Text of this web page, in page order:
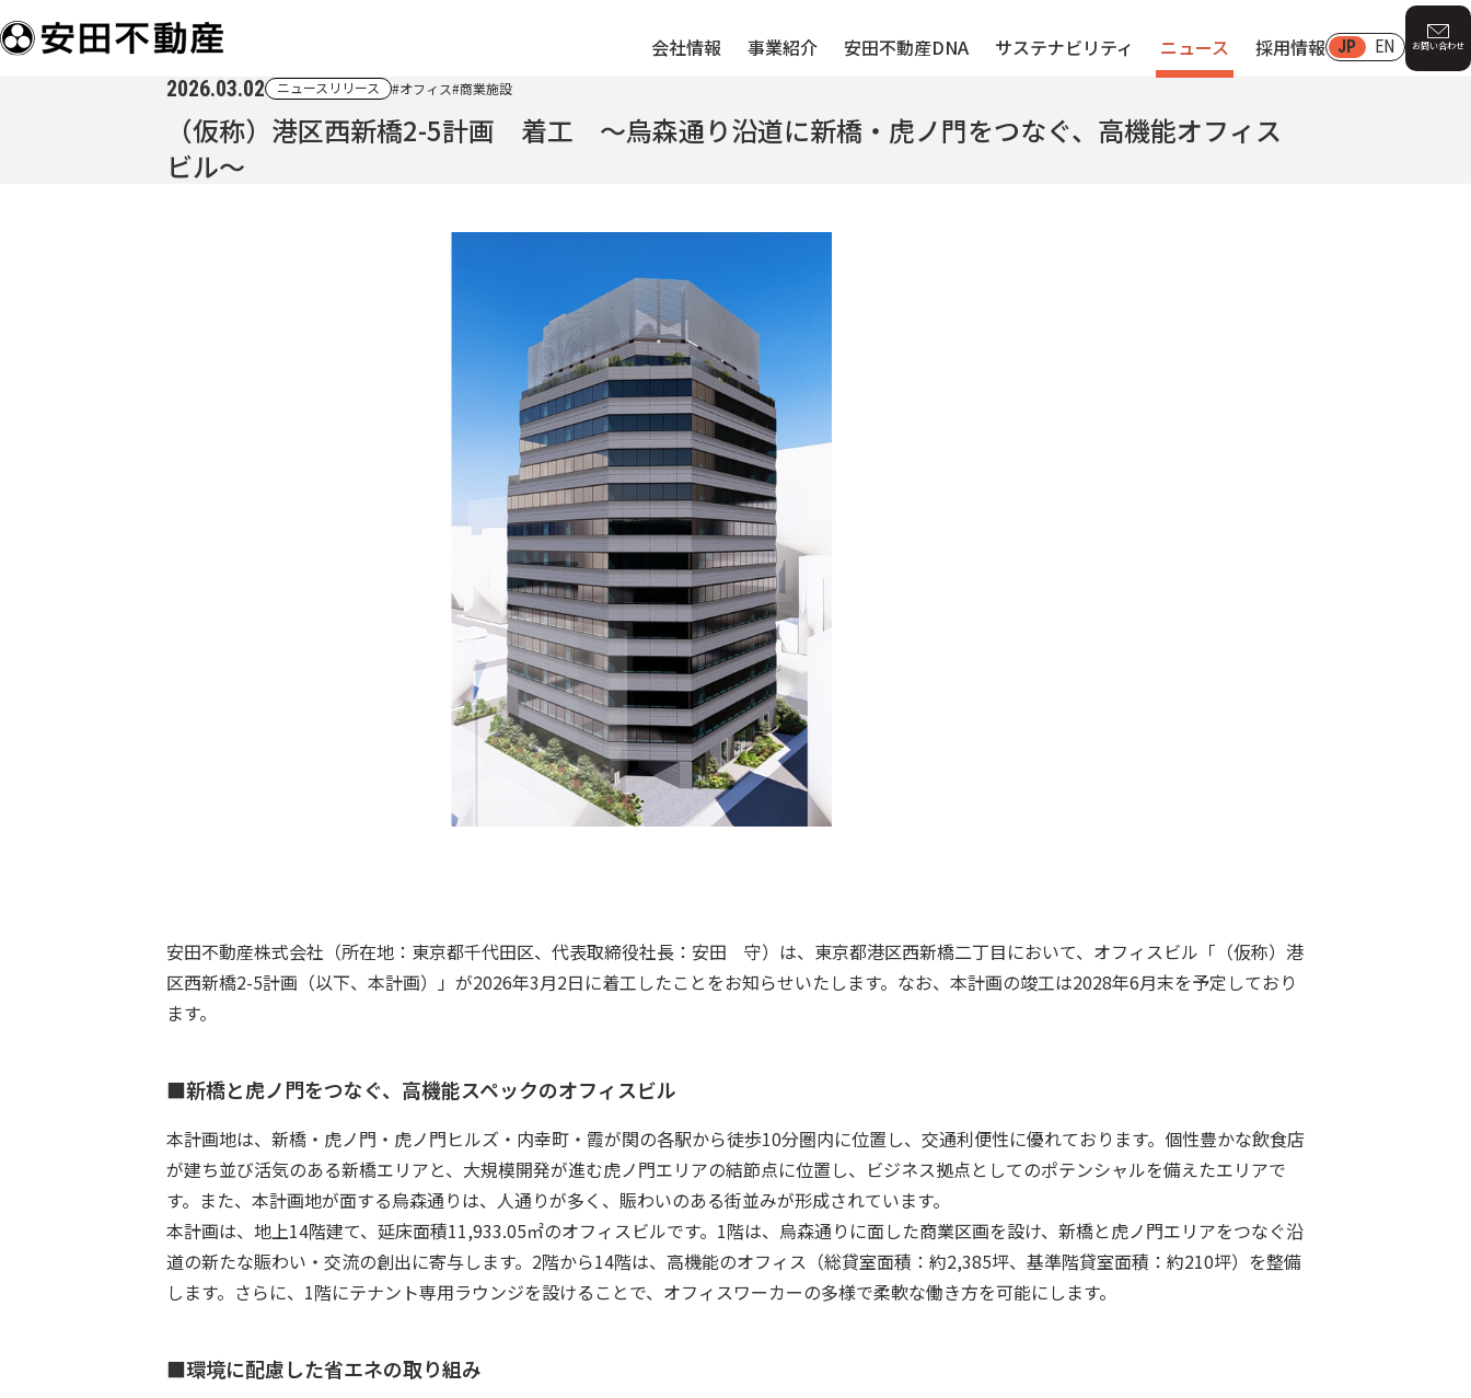
会社情報 事業紹介 安田不動産DNA サステナビリティ ニュース 採用情報 JP EN お問い合わせ
2026.03.02 ニュースリリース #オフィス#商業施設
（仮称）港区西新橋2-5計画 着工 ～烏森通り沿道に新橋・虎ノ門をつなぐ、高機能オフィス
ビル～
安田不動産株式会社（所在地：東京都千代田区、代表取締役社長：安田 守）は、東京都港区西新橋二丁目において、オフィスビル「（仮称）港
区西新橋2-5計画（以下、本計画）」が2026年3月2日に着工したことをお知らせいたします。なお、本計画の竣工は2028年6月末を予定しており
ます。
■新橋と虎ノ門をつなぐ、高機能スペックのオフィスビル
本計画地は、新橋・虎ノ門・虎ノ門ヒルズ・内幸町・霞が関の各駅から徒歩10分圏内に位置し、交通利便性に優れております。個性豊かな飲食店
が建ち並び活気のある新橋エリアと、大規模開発が進む虎ノ門エリアの結節点に位置し、ビジネス拠点としてのポテンシャルを備えたエリアで
す。また、本計画地が面する烏森通りは、人通りが多く、賑わいのある街並みが形成されています。
本計画は、地上14階建て、延床面積11,933.05㎡のオフィスビルです。 1階は、烏森通りに面した商業区画を設け、新橋と虎ノ門エリアをつなぐ沿
道の新たな賑わい・交流の創出に寄与します。 2階から14階は、高機能のオフィス（総貸室面積：約2,385坪、基準階貸室面積：約210坪）を整備
します。さらに、 1階にテナント専用ラウンジを設けることで、オフィスワーカーの多様で柔軟な働き方を可能にします。
■環境に配慮した省エネの取り組み